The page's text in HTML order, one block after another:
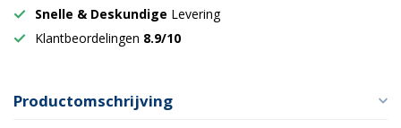
Snelle & Deskundige Levering
Klantbeordelingen 8.9/10
Productomschrijving